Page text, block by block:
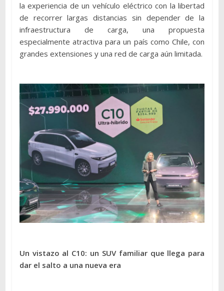
la experiencia de un vehículo eléctrico con la libertad
de recorrer largas distancias sin depender de la
infraestructura de carga, una propuesta
especialmente atractiva para un país como Chile, con
grandes extensiones y una red de carga aún limitada.
Un vistazo al C10: un SUV familiar que llega para
dar el salto a una nueva era